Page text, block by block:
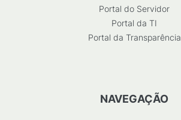
Portal do Servidor
Portal da TI
Portal da Transparência
NAVEGAÇÃO